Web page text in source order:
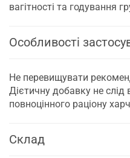
вагітності та годування
Особливості
Не перевищувати
Дієтичну добавку не
повноцінного раціону
Склад